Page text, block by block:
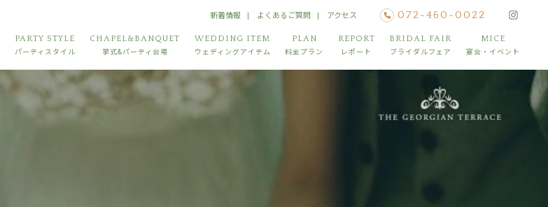
PARTY STYLE
パーティスタイル
CHAPEL&BANQUET
挙式&パーティ会場
WEDDING ITEM
ウェディングアイテム
PLAN
料金プラン
REPORT
レポート
BRIDAL FAIR
ブライダルフェア
MICE
宴会・イベント
新着情報 よくあるご質問 アクセス 072-460-0022